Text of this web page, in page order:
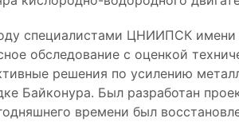
специалистами ЦНИИПСК
обследование с оценкой
решения по усилению
Байконура. Был разработан
времени был